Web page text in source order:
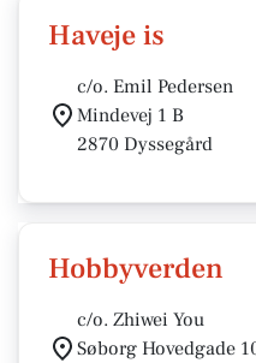
Haveje is
c/o. Emil Pedersen
Mindevej 1 B
2870 Dyssegård
Hobbyverden
c/o. Zhiwei You
Søborg Hovedgade